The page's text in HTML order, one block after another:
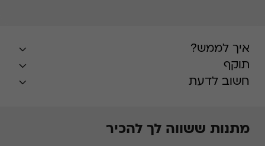
איך לממש?
תוקף
חשוב לדעת
מתנות ששווה לך להכיר